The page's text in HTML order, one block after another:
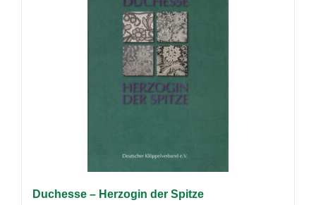
Duchesse – Herzogin der Spitze